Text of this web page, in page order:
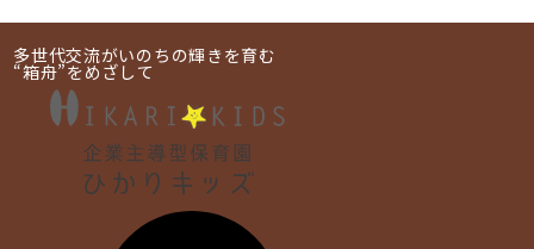
多世代交流がいのちの輝きを育む
“箱舟”をめざして